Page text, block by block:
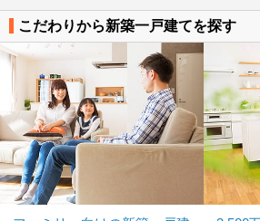
こだわりから新築一戸建てを探す